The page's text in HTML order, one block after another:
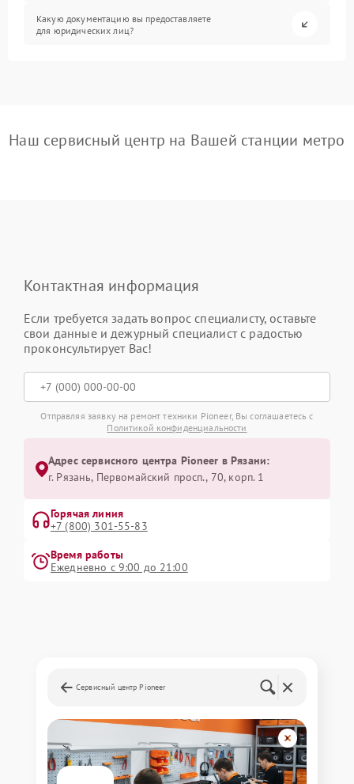
Какую документацию вы предоставляете
для юридических лиц?
Наш сервисный центр на Вашей станции метро
Контактная информация
Если требуется задать вопрос специалисту, оставьте
свои данные и дежурный специалист с радостью
проконсультирует Вас!
Отправляя заявку на ремонт техники Pioneer, Вы соглашаетесь с
Политикой конфиденциальности
Адрес сервисного центра Pioneer в Рязани:
г. Рязань, Первомайский просп., 70, корп. 1
Горячая линия
+7 (800) 301-55-83
Время работы
Ежедневно с 9:00 до 21:00
Сервисный центр Pioneer